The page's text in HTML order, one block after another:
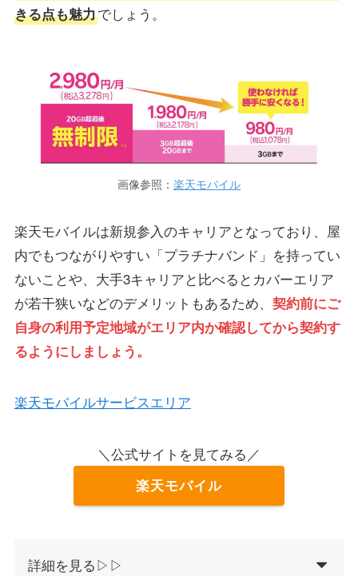
きる点も魅力でしょう。
画像参照： 楽天モバイル
楽天モバイルは新規参入のキャリアとなっており、屋
内でもつながりやすい「プラチナバンド」を持ってい
ないことや、大手3キャリアと比べるとカバーエリア
が若干狭いなどのデメリットもあるため、 契約前にご
自身の利用予定地域がエリア内か確認してから契約す
るようにしましょう。
楽天モバイルサービスエリア
＼公式サイトを見てみる／
楽天モバイル
詳細を見る▷▷